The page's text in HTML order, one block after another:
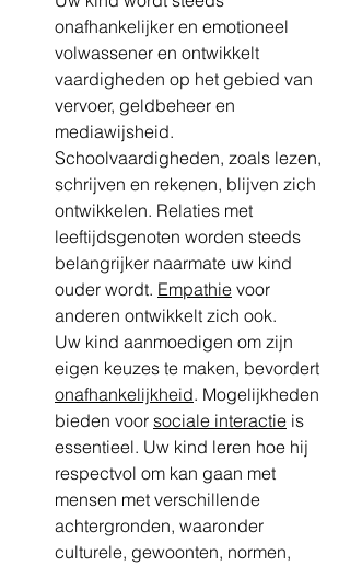
onafhankelijker en emotioneel
volwassener en ontwikkelt
vaardigheden op het gebied van
vervoer, geldbeheer en
mediawijsheid.
Schoolvaardigheden, zoals lezen,
schrijven en rekenen, blijven zich
ontwikkelen. Relaties met
leeftijdsgenoten worden steeds
belangrijker naarmate uw kind
ouder wordt. Empathie voor
anderen ontwikkelt zich ook.
Uw kind aanmoedigen om zijn
eigen keuzes te maken, bevordert
onafhankelijkheid. Mogelijkheden
bieden voor sociale interactie is
essentieel. Uw kind leren hoe hij
respectvol om kan gaan met
mensen met verschillende
achtergronden, waaronder
culturele, gewoonten, normen,